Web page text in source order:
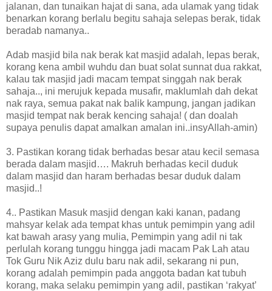
jalanan, dan tunaikan hajat di sana, ada ulamak yang tidak
benarkan korang berlalu begitu sahaja selepas berak, tidak
beradab namanya..
Adab masjid bila nak berak kat masjid adalah, lepas berak,
korang kena ambil wuhdu dan buat solat sunnat dua rakkat,
kalau tak masjid jadi macam tempat singgah nak berak
sahaja.., ini merujuk kepada musafir, maklumlah dah dekat
nak raya, semua pakat nak balik kampung, jangan jadikan
masjid tempat nak berak kencing sahaja! ( dan doalah
supaya penulis dapat amalkan amalan ini..insyAllah-amin)
3. Pastikan korang tidak berhadas besar atau kecil semasa
berada dalam masjid…. Makruh berhadas kecil duduk
dalam masjid dan haram berhadas besar duduk dalam
masjid..!
4.. Pastikan Masuk masjid dengan kaki kanan, padang
mahsyar kelak ada tempat khas untuk pemimpin yang adil
kat bawah arasy yang mulia, Pemimpin yang adil ni tak
perlulah korang tunggu hingga jadi macam Pak Lah atau
Tok Guru Nik Aziz dulu baru nak adil, sekarang ni pun,
korang adalah pemimpin pada anggota badan kat tubuh
korang, maka selaku pemimpin yang adil, pastikan ‘rakyat’